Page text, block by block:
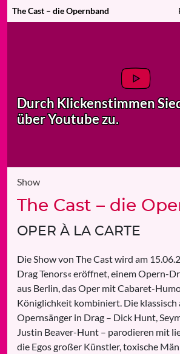
The Cast – die Opernband
Durch Klickenstimmen Sie
über Youtube zu.
Show
The Cast – die
OPER À LA CARTE
Die Show von The Cast wird am
Drag Tenors« eröffnet, einem Opern-
aus Berlin, das Oper mit Cabaret-
Königlichkeit kombiniert. Die klassisch
Opernsänger in Drag – Dick Hunt,
Justin Beaver-Hunt – parodieren mit
die Egos großer Künstler, toxische